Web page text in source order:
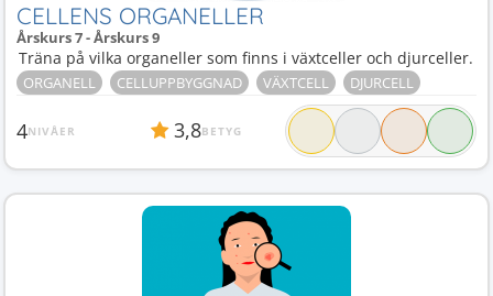
CELLENS ORGANELLER
Årskurs 7 - Årskurs 9
Träna på vilka organeller som finns i växtceller och djurceller.
ORGANELL CELLUPPBYGGNAD VÄXTCELL DJURCELL
4NIVÅER 3,8BETYG